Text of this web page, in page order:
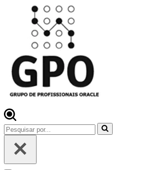
Pesquisar
por...